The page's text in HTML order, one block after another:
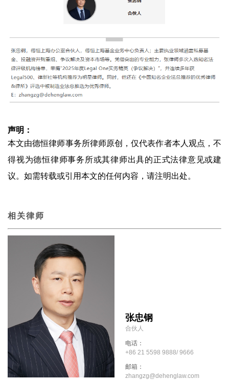
声明：
本文由德恒律师事务所律师原创，仅代表作者本人观点，不
得视为德恒律师事务所或其律师出具的正式法律意见或建
议。如需转载或引用本文的任何内容，请注明出处。
相关律师
张忠钢
合伙人
电话：
+86 21 5598 9888/ 9666
邮箱：
zhangzg@dehenglaw.com